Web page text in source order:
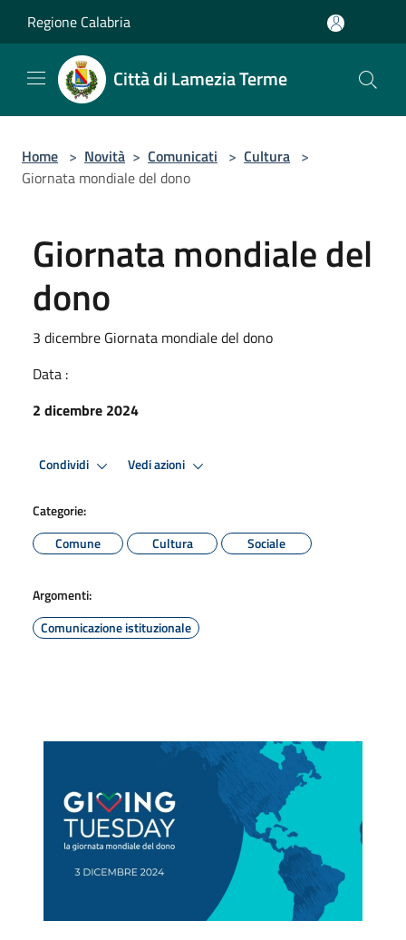
Regione Calabria
Città di Lamezia Terme
Home > Novità > Comunicati > Cultura >
Giornata mondiale del dono
Giornata mondiale del
dono
3 dicembre Giornata mondiale del dono
Data :
2 dicembre 2024
Condividi Vedi azioni
Categorie:
Comune
Cultura Sociale
Argomenti:
Comunicazione istituzionale